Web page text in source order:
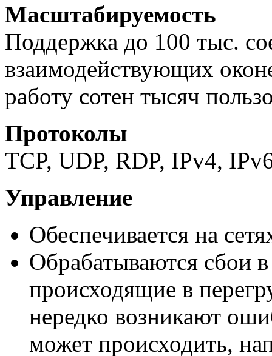
Масштабируемость
Поддержка до 100 тыс.
взаимодействующих
работу сотен тысяч
Протоколы
TCP, UDP, RDP, IPv4,
Управление
Обеспечивается на
Обрабатываются сбои
происходящие в
нередко возникают
может происходить,